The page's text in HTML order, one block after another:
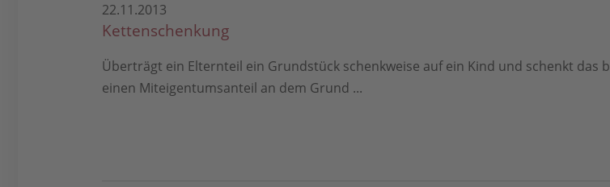
22.11.2013
Kettenschenkung
Überträgt ein Elternteil ein Grundstück schenkweise auf ein Kind und schenkt das
einen Miteigentumsanteil an dem Grund ...